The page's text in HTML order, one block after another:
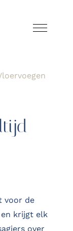
voor de
krijgt elk
over